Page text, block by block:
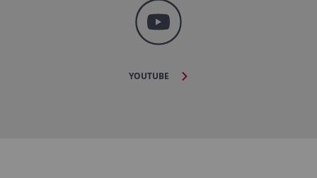
YOUTUBE